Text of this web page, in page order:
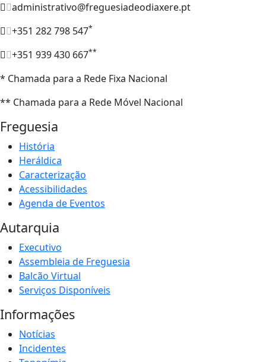
administrativo@freguesiadeodiaxere.pt
+351 282 798 547*
+351 939 430 667**
* Chamada para a Rede Fixa Nacional
** Chamada para a Rede Móvel Nacional
Freguesia
História
Heráldica
Caracterização
Acessibilidades
Agenda de Eventos
Autarquia
Executivo
Assembleia de Freguesia
Balcão Virtual
Serviços Disponíveis
Informações
Notícias
Incidentes